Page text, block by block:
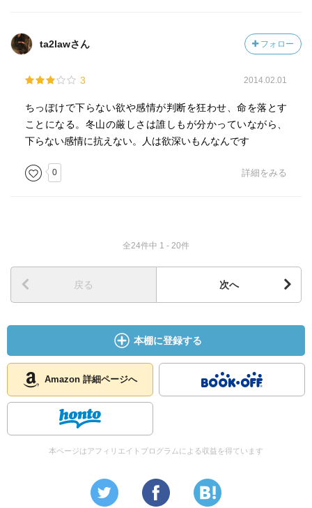
ta2lawさん フォロー
3 2014.02.01
ちっぽけで下らない欲や感情が判断を狂わせ、命を落とす
ことになる。冬山の厳しさは誰しもが分かっていながら、
下らない感情に抗えない。人は欲深いもんなんです
0 詳細をみる
全24件中 1 - 20件
戻る 次へ
本棚に登録する
Amazon 詳細ページへ
本ページはアフィリエイトプログラムによる収益を得ています